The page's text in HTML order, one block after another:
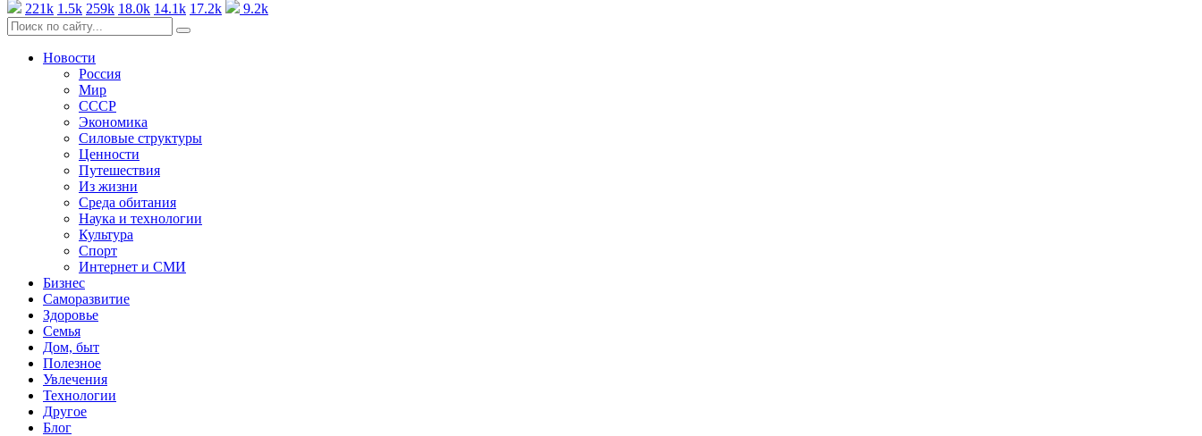
221k 1.5k 259k 18.0k 14.1k 17.2k 9.2k
Новости
Россия
Мир
СССР
Экономика
Силовые структуры
Ценности
Путешествия
Из жизни
Среда обитания
Наука и технологии
Культура
Спорт
Интернет и СМИ
Бизнес
Саморазвитие
Здоровье
Семья
Дом, быт
Полезное
Увлечения
Технологии
Другое
Блог